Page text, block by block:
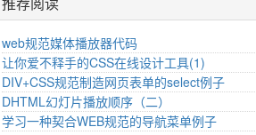
web规范媒体播放器代码
让你爱不释手的CSS在线设计工具(1)
DIV+CSS规范制造网页表单的select例子
DHTML幻灯片播放顺序（二）
学习一种契合WEB规范的导航菜单例子